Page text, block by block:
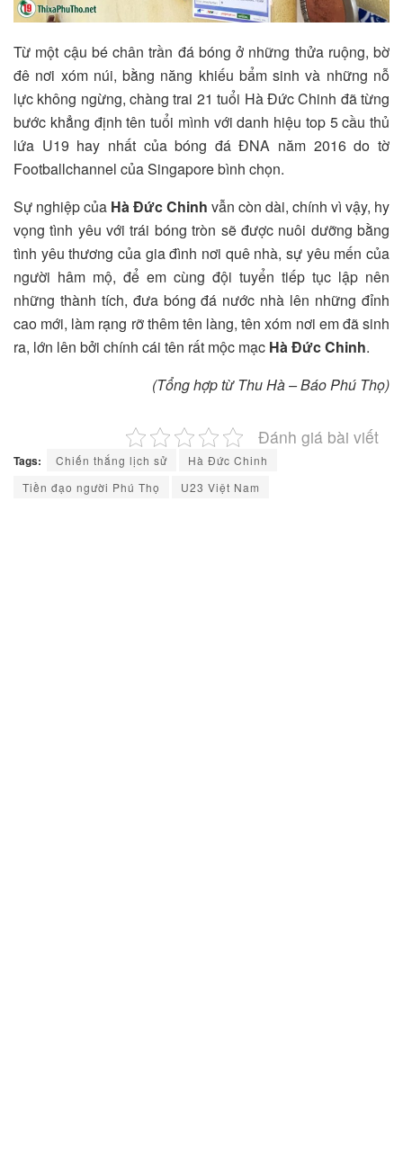
Từ một cậu bé chân trần đá bóng ở những thửa ruộng, bờ
đê nơi xóm núi, bằng năng khiếu bẩm sinh và những nỗ
lực không ngừng, chàng trai 21 tuổi Hà Đức Chinh đã từng
bước khẳng định tên tuổi mình với danh hiệu top 5 cầu thủ
lứa U19 hay nhất của bóng đá ĐNA năm 2016 do tờ
Footballchannel của Singapore bình chọn.
Sự nghiệp của Hà Đức Chinh vẫn còn dài, chính vì vậy, hy
vọng tình yêu với trái bóng tròn sẽ được nuôi dưỡng bằng
tình yêu thương của gia đình nơi quê nhà, sự yêu mến của
người hâm mộ, để em cùng đội tuyển tiếp tục lập nên
những thành tích, đưa bóng đá nước nhà lên những đỉnh
cao mới, làm rạng rỡ thêm tên làng, tên xóm nơi em đã sinh
ra, lớn lên bởi chính cái tên rất mộc mạc Hà Đức Chinh.
(Tổng hợp từ Thu Hà – Báo Phú Thọ)
Đánh giá bài viết
Tags: Chiến thắng lịch sử
Hà Đức Chinh
Tiền đạo người Phú Thọ
U23 Việt Nam